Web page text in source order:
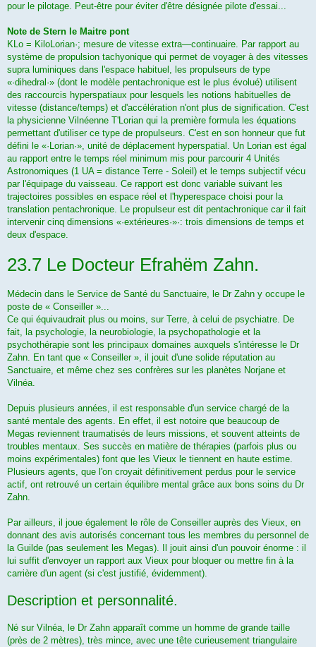
pour le pilotage. Peut-être pour éviter d'être désignée pilote d'essai...
Note de Stern le Maitre pont
KLo = KiloLorian·; mesure de vitesse ex­tra—continuaire. Par rapport au
système de propulsion tachyonique qui permet de voyager à des vitesses
supra luminiques dans l'espace habituel, les propulseurs de type
«·dihedral·» (dont le modèle penta­chronique est le plus évolué) utilisent
des raccourcis hyperspatiaux pour lesquels les notions habituelles de
vitesse (dis­tance/temps) et d'accélération n'ont plus de signification. C'est
la physicienne Vilnéenne T'Lorian qui la première formula les équations
permettant d'utiliser ce type de propulseurs. C'est en son honneur que fut
défini le «·Lorian·», unité de déplacement hyperspatial. Un Lorian est égal
au rap­port entre le temps réel minimum mis pour parcourir 4 Unités
Astronomiques (1 UA = distance Terre - Soleil) et le temps subjectif vécu
par l'équipage du vaisseau. Ce rapport est donc variable suivant les
trajectoires possibles en espace réel et l'hyperespace choisi pour la
translation pentachronique. Le propul­seur est dit pentachronique car il fait
intervenir cinq dimensions «·extérieures·»·: trois dimensions de temps et
deux d'es­pace.
23.7 Le Docteur Efrahëm Zahn.
Médecin dans le Service de Santé du Sanctuaire, le Dr Zahn y occupe le
poste de « Conseiller »...
Ce qui équivaudrait plus ou moins, sur Terre, à celui de psychiatre. De
fait, la psychologie, la neurobiologie, la psychopathologie et la
psychothérapie sont les principaux domaines auxquels s'intéresse le Dr
Zahn. En tant que « Conseiller », il jouit d'une solide réputation au
Sanctuaire, et même chez ses confrères sur les planètes Norjane et
Vilnéa.
Depuis plusieurs années, il est responsable d'un service chargé de la
santé mentale des agents. En effet, il est notoire que beaucoup de
Megas reviennent traumatisés de leurs missions, et souvent atteints de
troubles mentaux. Ses succès en matière de thérapies (parfois plus ou
moins expérimentales) font que les Vieux le tiennent en haute estime.
Plusieurs agents, que l'on croyait définitivement perdus pour le service
actif, ont retrouvé un certain équilibre mental grâce aux bons soins du Dr
Zahn.
Par ailleurs, il joue également le rôle de Conseiller auprès des Vieux, en
donnant des avis autorisés concernant tous les membres du personnel de
la Guilde (pas seulement les Megas). Il jouit ainsi d'un pouvoir énorme : il
lui suffit d'envoyer un rapport aux Vieux pour bloquer ou mettre fin à la
carrière d'un agent (si c'est justifié, évidemment).
Description et personnalité.
Né sur Vilnéa, le Dr Zahn apparaît comme un homme de grande taille
(près de 2 mètres), très mince, avec une tête curieusement triangulaire